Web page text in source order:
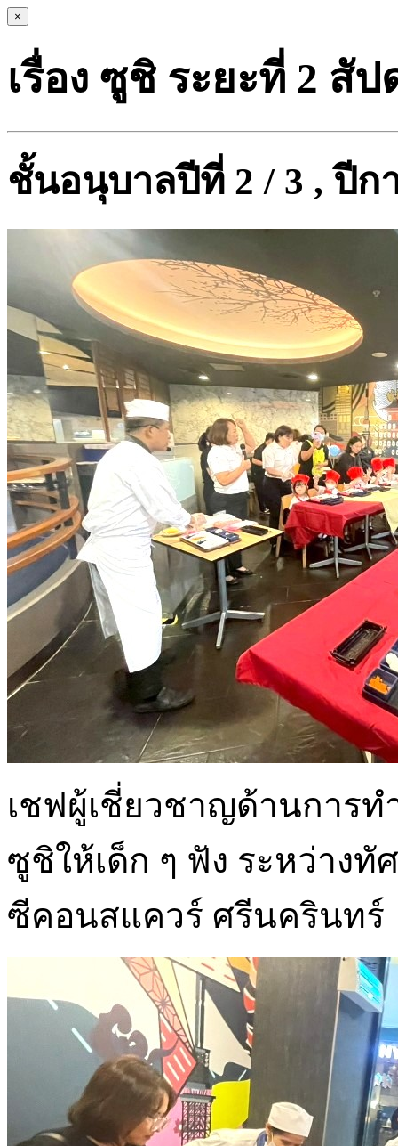
×
เรื่อง ซูชิ ระยะที่ 2 สั
ชั้นอนุบาลปีที่ 2 / 3 , ปีก
เชฟผู้เชี่ยวชาญด้านการ
ซูชิให้เด็ก ๆ ฟัง ระหว่างทั
ซีคอนสแควร์ ศรีนครินทร์